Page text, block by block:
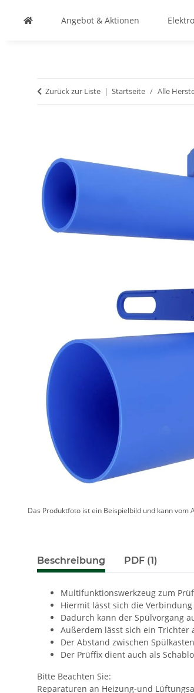
Angebot & Aktionen Elektro
Zurück zur Liste Startseite Alle
Das Produktfoto ist ein Beispielbild und kann
Beschreibung PDF (1)
Multifunktionswerkzeug zum
Hiermit lässt sich die
Dadurch kann der Spülvorgang
Außerdem lässt sich ein Trichter
Der Abstand zwischen
Der Prüffix dient auch als
Bitte Beachten Sie:
Reparaturen an Heizung-und